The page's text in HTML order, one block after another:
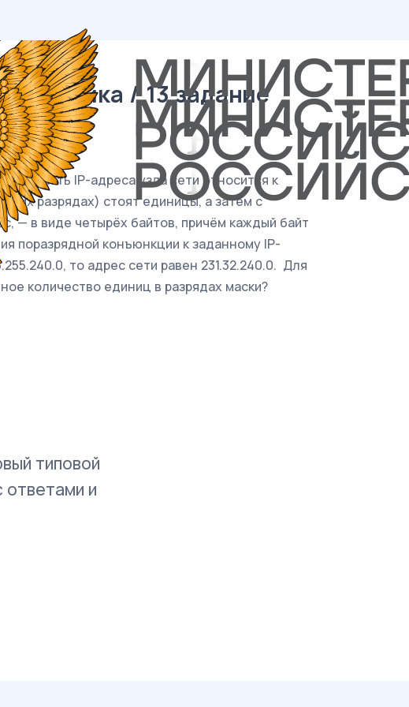
/ 13 задание
часть IP-адреса узла сети относится к
разрядах) стоят единицы, а затем с
— в виде четырёх байтов, причём каждый байт
поразрядной конъюнкции к заданному IP-
то адрес сети равен 231.32.240.0. Для
количество единиц в разрядах маски?
типовой
ответами и